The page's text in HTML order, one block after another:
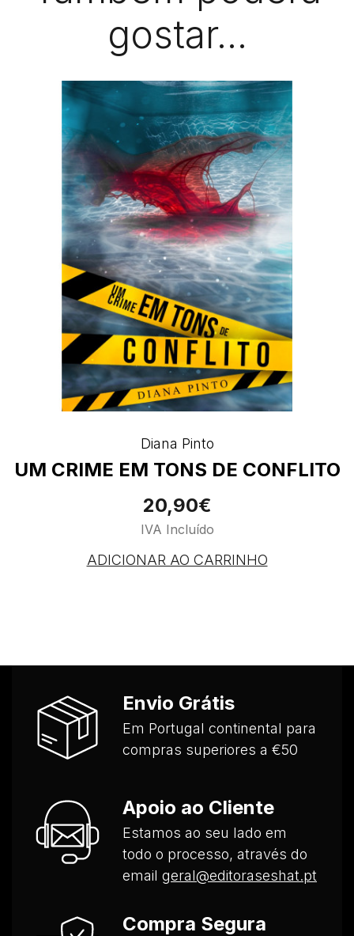
gostar...
Diana Pinto
UM CRIME EM TONS DE CONFLITO
20,90€
IVA Incluído
ADICIONAR AO CARRINHO
Envio Grátis
Em Portugal continental para
compras superiores a €50
Apoio ao Cliente
Estamos ao seu lado em
todo o processo, através do
email geral@editoraseshat.pt
Compra Segura